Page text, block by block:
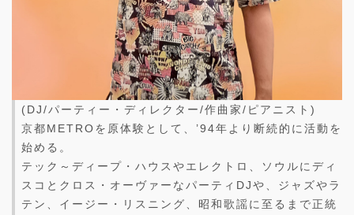
(DJ/パーティー・ディレクター/作曲家/ピアニスト)
京都METROを原体験として、’94年より断続的に活動を
始める。
テック～ディープ・ハウスやエレクトロ、ソウルにディ
スコとクロス・オーヴァーなパーティDJや、ジャズやラ
テン、イージー・リスニング、昭和歌謡に至るまで正統